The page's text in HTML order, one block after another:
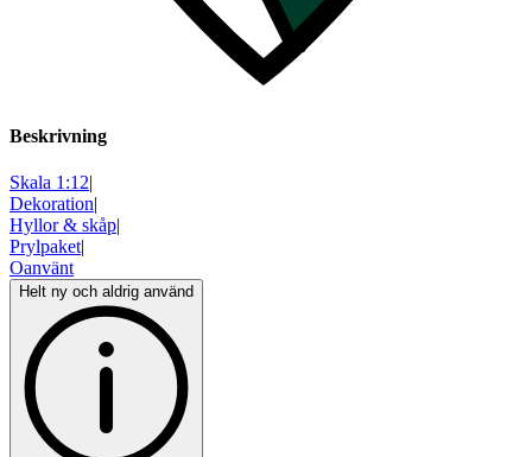
Beskrivning
Skala 1:12|
Dekoration|
Hyllor & skåp|
Prylpaket|
Oanvänt
Helt ny och aldrig använd